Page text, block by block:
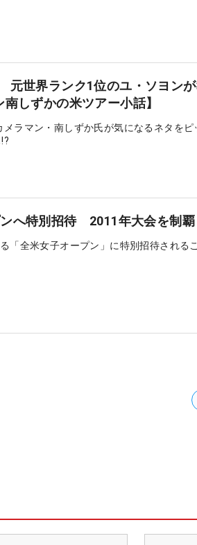
世界ランク1位のユ・ソヨン
しずかの米ツアー小話】
ラマン・南しずか氏が気になるネタを
へ特別招待 2011年大会を制覇
「全米女子オープン」に特別招待される